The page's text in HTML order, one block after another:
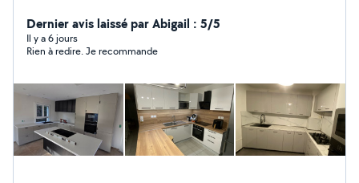
déménagement avec une grande qualité d'intervention
n'hésitez pas à me contacter merci
Dernier avis laissé par Abigail : 5/5
Il y a 6 jours
Rien à redire. Je recommande